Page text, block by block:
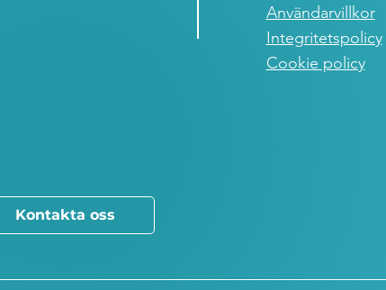
Användarvillkor
Integritetspolicy
Cookie policy
Kontakta oss